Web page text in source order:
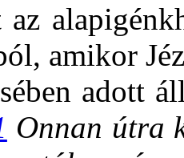
amikor
adott
Onnan útra